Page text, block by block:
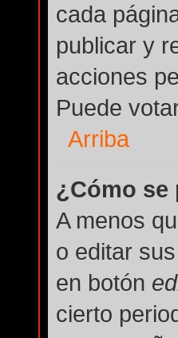
cada
publicar y
acciones
Puede
Arriba
¿Cómo se
A menos
o editar
en botón
cierto